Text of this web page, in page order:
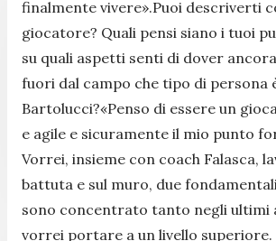
finalmente vivere».Puoi descriverti
giocatore? Quali pensi siano i tuoi
su quali aspetti senti di dover
fuori dal campo che tipo di persona
Bartolucci?«Penso di essere un
e agile e sicuramente il mio punto
Vorrei, insieme con coach Falasca,
battuta e sul muro, due
sono concentrato tanto negli ultimi
vorrei portare a un livello superiore.